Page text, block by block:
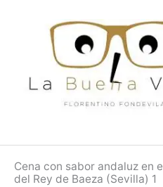
Cena con sabor andaluz en
del Rey de Baeza (Sevilla) 1